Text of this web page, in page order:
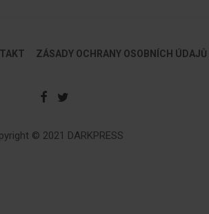
ZÁSADY OCHRANY OSOBNÍCH ÚDAJŮ
© 2021 DARKPRESS